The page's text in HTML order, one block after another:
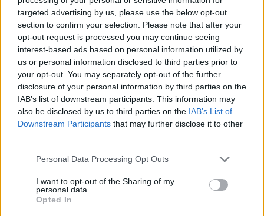
targeted advertising by us, please use the below opt-out
section to confirm your selection. Please note that after your
opt-out request is processed you may continue seeing
interest-based ads based on personal information utilized by
us or personal information disclosed to third parties prior to
your opt-out. You may separately opt-out of the further
disclosure of your personal information by third parties on the
IAB’s list of downstream participants. This information may
also be disclosed by us to third parties on the IAB’s List of
Downstream Participants that may further disclose it to other
Personal Data Processing Opt Outs
I want to opt-out of the Sharing of my
personal data.
Opted In
UUTISET
Leskeneläke ei kuulu kaikille –
Kela muistuttaa tärkeästä
ikärajasta
2